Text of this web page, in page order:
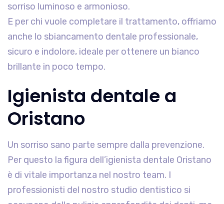
sorriso luminoso e armonioso.
E per chi vuole completare il trattamento, offriamo
anche lo sbiancamento dentale professionale,
sicuro e indolore, ideale per ottenere un bianco
brillante in poco tempo.
Igienista dentale a
Oristano
Un sorriso sano parte sempre dalla prevenzione.
Per questo la figura dell’igienista dentale Oristano
è di vitale importanza nel nostro team. I
professionisti del nostro studio dentistico si